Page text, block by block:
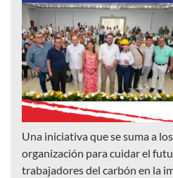
Una iniciativa que se suma a
organización para cuidar el
trabajadores del carbón en la